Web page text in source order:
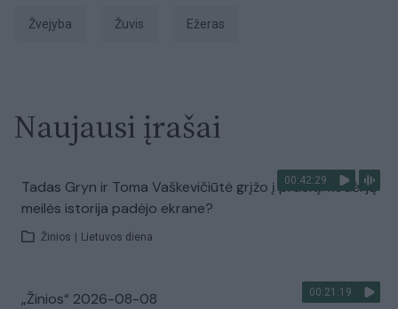
Žvejyba žuvis ežeras
Naujausi įrašai
00:42:29
Tadas Gryn ir Toma Vaškevičiūtė grįžo į praeitį: kodėl jų
meilės istorija padėjo ekrane?
Žinios Lietuvos diena
00:21:19
„Žinios“ 2026-08-08